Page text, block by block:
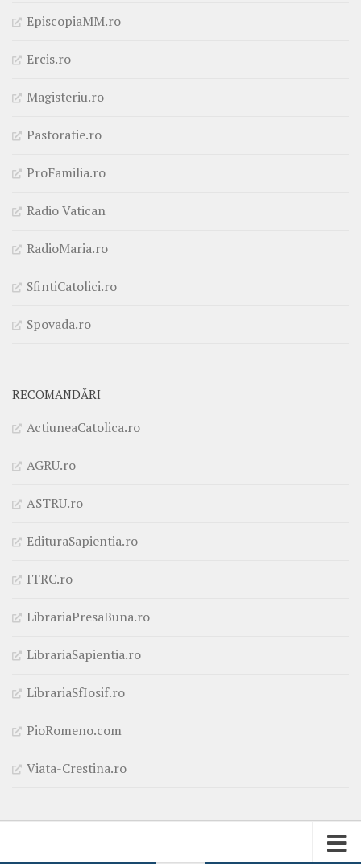
EpiscopiaMM.ro
Ercis.ro
Magisteriu.ro
Pastoratie.ro
ProFamilia.ro
Radio Vatican
RadioMaria.ro
SfintiCatolici.ro
Spovada.ro
RECOMANDĂRI
ActiuneaCatolica.ro
AGRU.ro
ASTRU.ro
EdituraSapientia.ro
ITRC.ro
LibrariaPresaBuna.ro
LibrariaSapientia.ro
LibrariaSfIosif.ro
PioRomeno.com
Viata-Crestina.ro